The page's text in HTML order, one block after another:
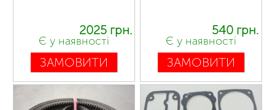
2025 грн.
Є у наявності
ЗАМОВИТИ
540 грн.
Є у наявності
ЗАМОВИТИ